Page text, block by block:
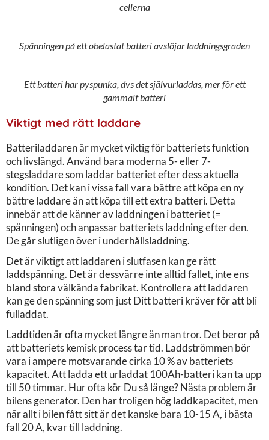
cellerna
Spänningen på ett obelastat batteri avslöjar laddningsgraden
Ett batteri har pyspunka, dvs det självurladdas, mer för ett
gammalt batteri
Viktigt med rätt laddare
Batteriladdaren är mycket viktig för batteriets funktion
och livslängd. Använd bara moderna 5- eller 7-
stegsladdare som laddar batteriet efter dess aktuella
kondition. Det kan i vissa fall vara bättre att köpa en ny
bättre laddare än att köpa till ett extra batteri. Detta
innebär att de känner av laddningen i batteriet (=
spänningen) och anpassar batteriets laddning efter den.
De går slutligen över i underhållsladdning.
Det är viktigt att laddaren i slutfasen kan ge rätt
laddspänning. Det är dessvärre inte alltid fallet, inte ens
bland stora välkända fabrikat. Kontrollera att laddaren
kan ge den spänning som just Ditt batteri kräver för att bli
fulladdat.
Laddtiden är ofta mycket längre än man tror. Det beror på
att batteriets kemisk process tar tid. Laddströmmen bör
vara i ampere motsvarande cirka 10 % av batteriets
kapacitet. Att ladda ett urladdat 100Ah-batteri kan ta upp
till 50 timmar. Hur ofta kör Du så länge? Nästa problem är
bilens generator. Den har troligen hög laddkapacitet, men
när allt i bilen fått sitt är det kanske bara 10-15 A, i bästa
fall 20 A, kvar till laddning.